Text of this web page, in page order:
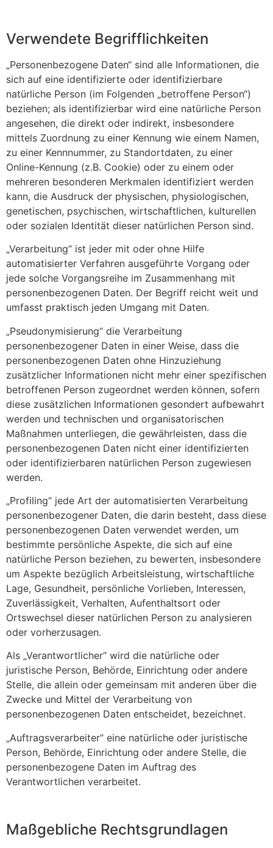
Verwendete Begrifflichkeiten
„Personenbezogene Daten“ sind alle Informationen, die
sich auf eine identifizierte oder identifizierbare
natürliche Person (im Folgenden „betroffene Person“)
beziehen; als identifizierbar wird eine natürliche Person
angesehen, die direkt oder indirekt, insbesondere
mittels Zuordnung zu einer Kennung wie einem Namen,
zu einer Kennnummer, zu Standortdaten, zu einer
Online-Kennung (z.B. Cookie) oder zu einem oder
mehreren besonderen Merkmalen identifiziert werden
kann, die Ausdruck der physischen, physiologischen,
genetischen, psychischen, wirtschaftlichen, kulturellen
oder sozialen Identität dieser natürlichen Person sind.
„Verarbeitung“ ist jeder mit oder ohne Hilfe
automatisierter Verfahren ausgeführte Vorgang oder
jede solche Vorgangsreihe im Zusammenhang mit
personenbezogenen Daten. Der Begriff reicht weit und
umfasst praktisch jeden Umgang mit Daten.
„Pseudonymisierung“ die Verarbeitung
personenbezogener Daten in einer Weise, dass die
personenbezogenen Daten ohne Hinzuziehung
zusätzlicher Informationen nicht mehr einer spezifischen
betroffenen Person zugeordnet werden können, sofern
diese zusätzlichen Informationen gesondert aufbewahrt
werden und technischen und organisatorischen
Maßnahmen unterliegen, die gewährleisten, dass die
personenbezogenen Daten nicht einer identifizierten
oder identifizierbaren natürlichen Person zugewiesen
werden.
„Profiling“ jede Art der automatisierten Verarbeitung
personenbezogener Daten, die darin besteht, dass diese
personenbezogenen Daten verwendet werden, um
bestimmte persönliche Aspekte, die sich auf eine
natürliche Person beziehen, zu bewerten, insbesondere
um Aspekte bezüglich Arbeitsleistung, wirtschaftliche
Lage, Gesundheit, persönliche Vorlieben, Interessen,
Zuverlässigkeit, Verhalten, Aufenthaltsort oder
Ortswechsel dieser natürlichen Person zu analysieren
oder vorherzusagen.
Als „Verantwortlicher“ wird die natürliche oder
juristische Person, Behörde, Einrichtung oder andere
Stelle, die allein oder gemeinsam mit anderen über die
Zwecke und Mittel der Verarbeitung von
personenbezogenen Daten entscheidet, bezeichnet.
„Auftragsverarbeiter“ eine natürliche oder juristische
Person, Behörde, Einrichtung oder andere Stelle, die
personenbezogene Daten im Auftrag des
Verantwortlichen verarbeitet.
Maßgebliche Rechtsgrundlagen